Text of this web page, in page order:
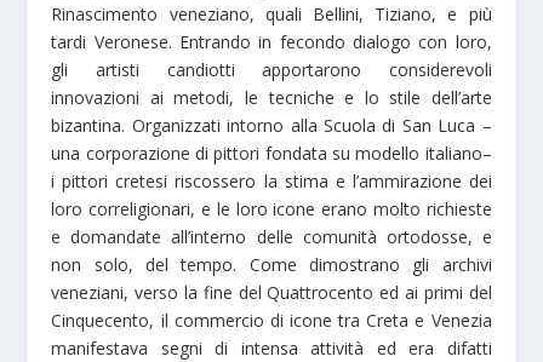
Rinascimento veneziano, quali Bellini, Tiziano, e più
tardi Veronese. Entrando in fecondo dialogo con loro,
gli artisti candiotti apportarono considerevoli
innovazioni ai metodi, le tecniche e lo stile dell’arte
bizantina. Organizzati intorno alla Scuola di San Luca –
una corporazione di pittori fondata su modello italiano–
i pittori cretesi riscossero la stima e l’ammirazione dei
loro correligionari, e le loro icone erano molto richieste
e domandate all’interno delle comunità ortodosse, e
non solo, del tempo. Come dimostrano gli archivi
veneziani, verso la fine del Quattrocento ed ai primi del
Cinquecento, il commercio di icone tra Creta e Venezia
manifestava segni di intensa attività ed era difatti